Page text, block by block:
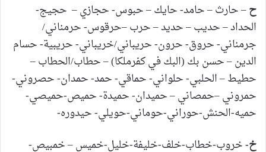
ح– حارث – حامد- حايك – حبوس- حجازي – حجيج-
الحداد – حديب – حديد – حرب –حرقوس- حرمناني/
جرمناني- حروق- حرون- حريباني/خريباني- حريبية- حسام
الدين – حسن بك (البك في كفرملكا) – حطاب/الحطاب –
حطيط – الحلبي- حلواني- حماقي- حمد- حمدان- حصروني-
حمروني –حمصاني – حميدان- حميدة- حميص-حميصي-
حميه-الحنش-حوراني-حوماني-حويلي- حيدوره-
خ-خروب-خطاب-خلف-خليفة-خليل-خميس – خمبيص-